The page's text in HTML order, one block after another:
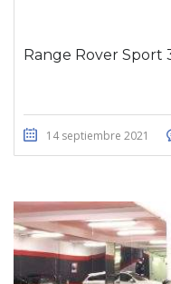
Range Rover Sport
14 septiembre 2021